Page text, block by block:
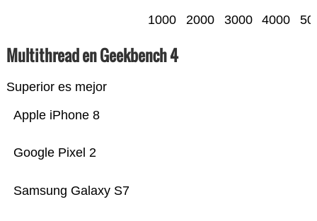
1000 2000 3000 4000
Multithread en Geekbench 4
Superior es mejor
Samsung Galaxy S7
Google Pixel 2
Apple iPhone 8